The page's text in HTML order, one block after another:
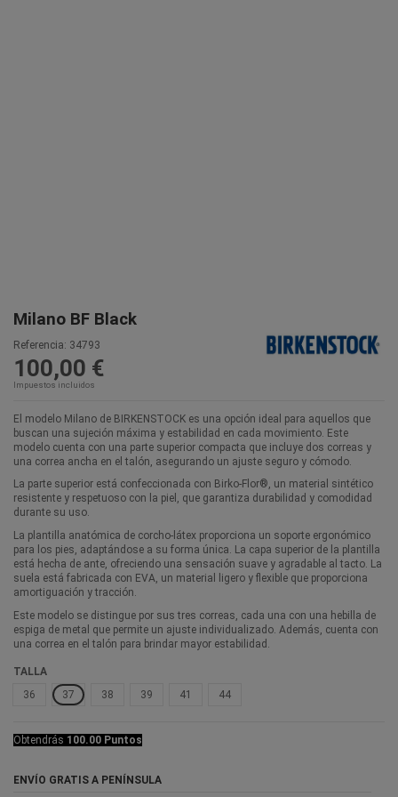
Milano BF Black
Referencia: 34793
100,00 €
Impuestos incluidos
El modelo Milano de BIRKENSTOCK es una opción ideal para aquellos que
buscan una sujeción máxima y estabilidad en cada movimiento. Este
modelo cuenta con una parte superior compacta que incluye dos correas y
una correa ancha en el talón, asegurando un ajuste seguro y cómodo.
La parte superior está confeccionada con Birko-Flor®, un material sintético
resistente y respetuoso con la piel, que garantiza durabilidad y comodidad
durante su uso.
La plantilla anatómica de corcho-látex proporciona un soporte ergonómico
para los pies, adaptándose a su forma única. La capa superior de la plantilla
está hecha de ante, ofreciendo una sensación suave y agradable al tacto. La
suela está fabricada con EVA, un material ligero y flexible que proporciona
amortiguación y tracción.
Este modelo se distingue por sus tres correas, cada una con una hebilla de
espiga de metal que permite un ajuste individualizado. Además, cuenta con
una correa en el talón para brindar mayor estabilidad.
TALLA
36
37 38 39 41 44
Obtendrás 100.00 Puntos
ENVÍO GRATIS A PENÍNSULA